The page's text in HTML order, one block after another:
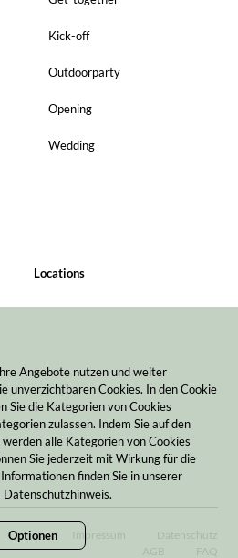
Kick-off
Outdoorparty
Opening
Wedding
Locations
Impressum
Datenschutz
AGB
FAQ
Angebote nutzen und weiter
unverzichtbaren Cookies. In den Cookie
Sie die Kategorien von Cookies
zulassen. Indem Sie auf den
alle Kategorien von Cookies
Sie jederzeit mit Wirkung für die
finden Sie in unserer
Datenschutzhinweis.
Optionen